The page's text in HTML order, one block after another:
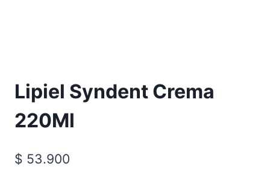
Lipiel Syndent Crema
220Ml
$ 53.900